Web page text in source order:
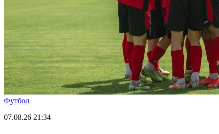
Футбол
07.08.26 21:34